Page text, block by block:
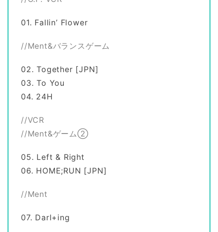
01. Fallin’ Flower
//Ment&バランスゲーム
02. Together [JPN]
03. To You
04. 24H
//VCR
//Ment&ゲーム②
05. Left & Right
06. HOME;RUN [JPN]
//Ment
07. Darl+ing